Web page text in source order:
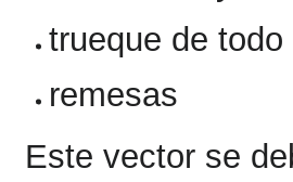
trueque de
remesas
Este vector se